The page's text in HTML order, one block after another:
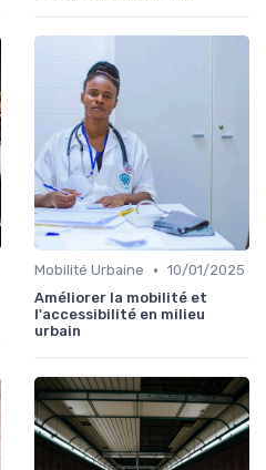
Mobilité Urbaine • 10/01/2025
Améliorer la mobilité et
l'accessibilité en milieu
urbain